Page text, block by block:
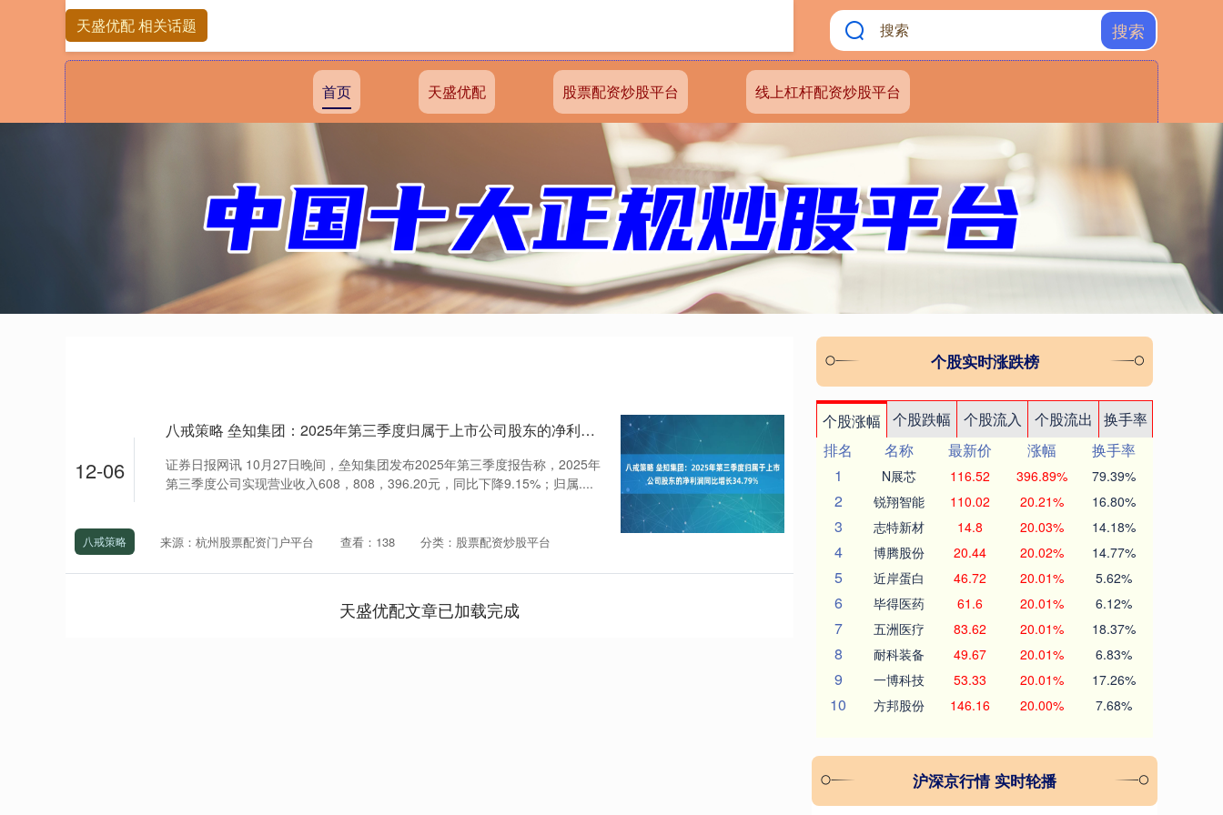
搜索
首页 天盛优配 股票配资炒股平台 线上杠杆配资炒股平台
天盛优配 相关话题
12-06
八戒策略 垒知集团：2025年第三季度归属于上市公司股东的净利润同比增长34.79%
证券日报网讯 10月27日晚间，垒知集团发布2025年第三季度报告称，2025年
第三季度公司实现营业收入608，808，396.20元，同比下降9.15%；归属....
八戒策略 来源：杭州股票配资门户平台 查看：138 分类：股票配资炒股平台
天盛优配文章已加载完成
个股实时涨跌榜
个股涨幅 个股跌幅 个股流入 个股流出
换手率
排名
名称 最新价 涨幅
换手率
1
N展芯 116.52 396.89% 79.39%
2 锐翔智能 110.02 20.21% 16.80%
3 志特新材 14.8 20.03% 14.18%
4 博腾股份 20.44 20.02% 14.77%
5 近岸蛋白 46.72 20.01% 5.62%
6 毕得医药 61.6 20.01% 6.12%
7 五洲医疗 83.62 20.01% 18.37%
8 耐科装备 49.67 20.01% 6.83%
9 一博科技 53.33 20.01% 17.26%
10 方邦股份 146.16 20.00% 7.68%
沪深京行情 实时轮播